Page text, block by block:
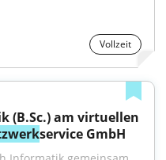
Vollzeit
(B.Sc.) am virtuellen
service GmbH